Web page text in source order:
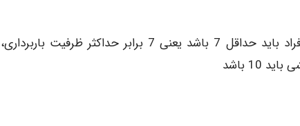
فاکتور ایمنی سیم بکسل های مورد استفاده برای جابه جایی افراد باید حداقل 7 باشد یعنی 7 برابر حداکثر ظرفیت باربرداری،
باشد